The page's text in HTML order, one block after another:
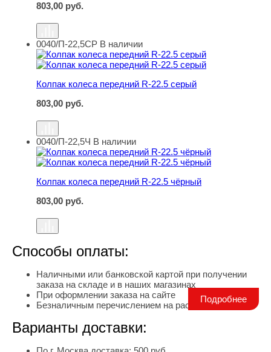
803,00 руб.
Колпак колеса передний R-22.5 серый
0040/П-22,5СР В наличии
Колпак колеса передний R-22.5 серый
803,00 руб.
Колпак колеса передний R-22.5 чёрный
0040/П-22,5Ч В наличии
Колпак колеса передний R-22.5 чёрный
803,00 руб.
Способы оплаты:
Наличными или банковской картой при получении
заказа на складе и в наших магазинах
При оформлении заказа на сайте
Безналичным перечислением на расчетный счет
Подробнее
Варианты доставки: